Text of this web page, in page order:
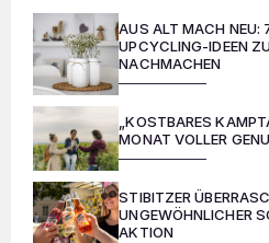
AUS ALT MACH NEU:
UPCYCLING-IDEEN
NACHMACHEN
„KOSTBARES
MONAT VOLLER
STIBITZER
UNGEWÖHNLICHER
AKTION